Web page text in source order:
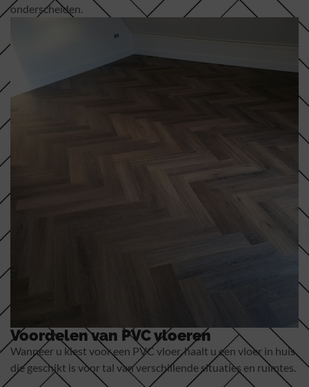
onderscheiden.
Voordelen van PVC vloeren
Wanneer u kiest voor een PVC vloer, haalt u een vloer in huis
die geschikt is voor tal van verschillende situaties en ruimtes.